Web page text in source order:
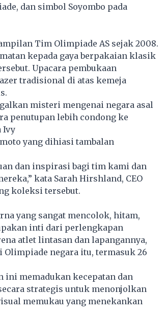
dan simbol Soyombo pada
Tim Olimpiade AS sejak 2008.
kepada gaya berpakaian klasik
Upacara pembukaan
tradisional di atas kemeja
misteri mengenai negara asal
penutupan lebih condong ke
Ivy
yang dihiasi tambalan
dan inspirasi bagi tim kami dan
kata Sarah Hirshland, CEO
koleksi tersebut.
yang sangat mencolok, hitam,
inti dari perlengkapan
atlet lintasan dan lapangannya,
negara itu, termasuk 26
ini memadukan kecepatan dan
strategis untuk menonjolkan
memukau yang menekankan